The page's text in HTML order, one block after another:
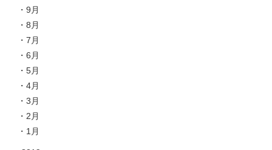
9月
8月
7月
6月
5月
4月
3月
2月
1月